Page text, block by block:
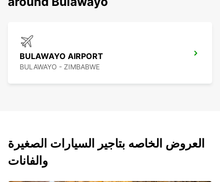
BULAWAYO AIRPORT
BULAWAYO - ZIMBABWE
العروض الخاصه بتاجير السيارات الصغيرة
والفانات